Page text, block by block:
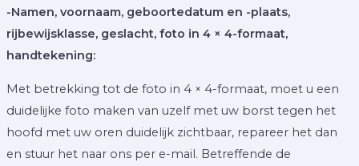
-Namen, voornaam, geboortedatum en -plaats,
rijbewijsklasse, geslacht, foto in 4 × 4-formaat,
handtekening:
Met betrekking tot de foto in 4 × 4-formaat, moet u een
duidelijke foto maken van uzelf met uw borst tegen het
hoofd met uw oren duidelijk zichtbaar, repareer het dan
en stuur het naar ons per e-mail. Betreffende de